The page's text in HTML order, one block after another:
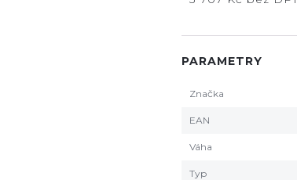
PARAMETRY
Značka
EAN
Váha
Typ